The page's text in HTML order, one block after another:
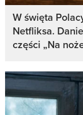
W święta
Netfliksa.
części „Na